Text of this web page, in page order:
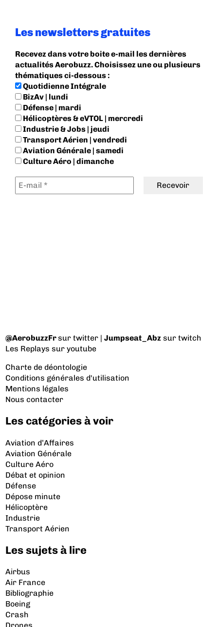
Les newsletters gratuites
Recevez dans votre boite e-mail les dernières
actualités Aerobuzz. Choisissez une ou plusieurs
thématiques ci-dessous :
Quotidienne Intégrale
BizAv | lundi
Défense | mardi
Hélicoptères & eVTOL | mercredi
Industrie & Jobs | jeudi
Transport Aérien | vendredi
Aviation Générale | samedi
Culture Aéro | dimanche
@AerobuzzFrsur twitter |Jumpseat_Abz sur twitch
Les Replays sur youtube
Charte de déontologie
Conditions générales d'utilisation
Mentions légales
Nous contacter
Les catégories à voir
Aviation d’Affaires
Aviation Générale
Culture Aéro
Débat et opinion
Défense
Dépose minute
Hélicoptère
Industrie
Transport Aérien
Les sujets à lire
Airbus
Air France
Bibliographie
Boeing
Crash